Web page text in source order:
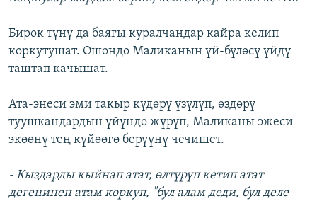
Бирок түнү да баягы куралчандар кайра келип
коркутушат. Ошондо Маликанын үй-бүлөсү үйдү
таштап качышат.
Ата-энеси эми такыр күдөрү үзүлүп, өздөрү
туушкандардын үйүндө жүрүп, Маликаны эжеси
экөөнү тең күйөөгө берүүнү чечишет.
- Кыздарды кыйнап атат, өлтүрүп кетип атат
дегенинен атам коркуп, "бул алам деди, бул деле